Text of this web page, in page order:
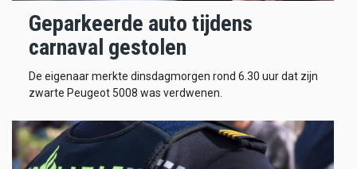
Geparkeerde auto tijdens
carnaval gestolen
De eigenaar merkte dinsdagmorgen rond 6.30 uur dat zijn
zwarte Peugeot 5008 was verdwenen.